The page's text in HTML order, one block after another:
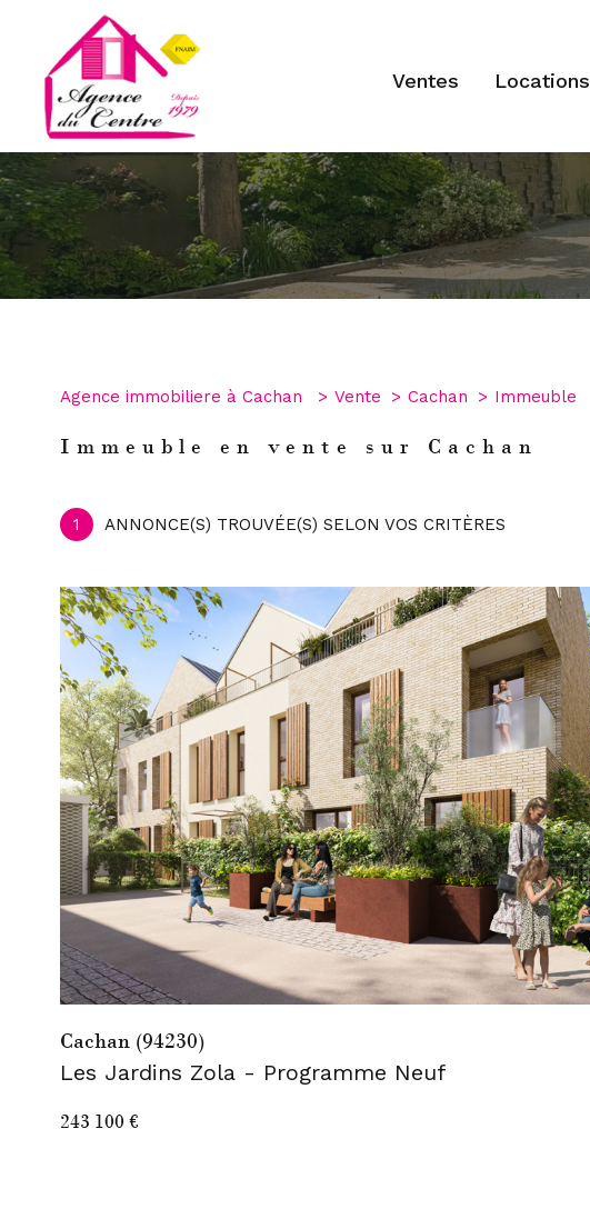
ventes locations
Agence immobiliere à Cachan Vente Cachan Immeuble
Immeuble en vente sur Cachan
1 ANNONCE(S) TROUVÉE(S) SELON VOS CRITÈRES
voir le
bien
Cachan (94230)
Les Jardins Zola - Programme Neuf
243 100 €